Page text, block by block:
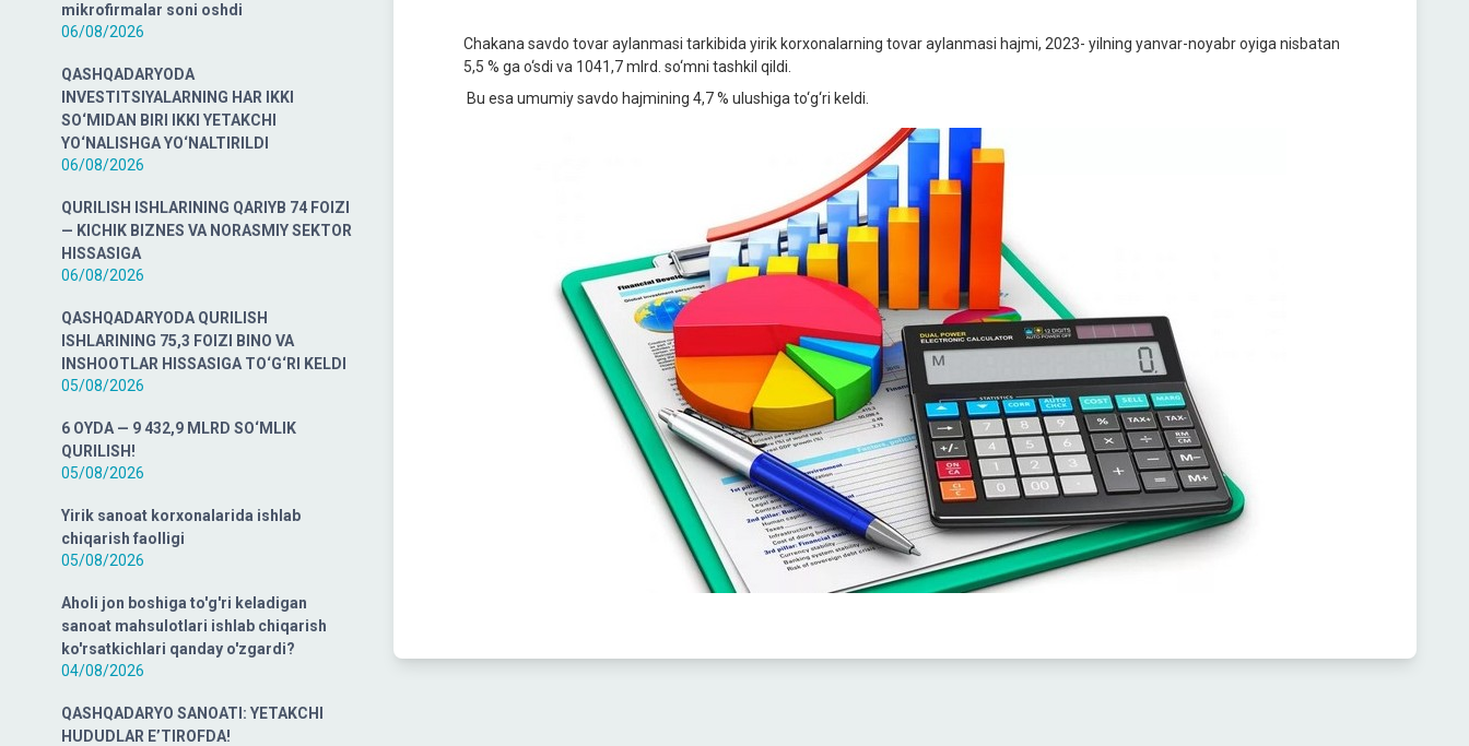
mikrofirmalar soni oshdi
06/08/2026
QASHQADARYODA
INVESTITSIYALARNING HAR IKKI
SO‘MIDAN BIRI IKKI YETAKCHI
YO‘NALISHGA YO‘NALTIRILDI
06/08/2026
QURILISH ISHLARINING QARIYB 74 FOIZI
— KICHIK BIZNES VA NORASMIY SEKTOR
HISSASIGA
06/08/2026
QASHQADARYODA QURILISH
ISHLARINING 75,3 FOIZI BINO VA
INSHOOTLAR HISSASIGA TO‘G‘RI KELDI
05/08/2026
6 OYDA — 9 432,9 MLRD SO‘MLIK
QURILISH!
05/08/2026
Yirik sanoat korxonalarida ishlab
chiqarish faolligi
05/08/2026
Aholi jon boshiga to'g'ri keladigan
sanoat mahsulotlari ishlab chiqarish
ko'rsatkichlari qanday o'zgardi?
04/08/2026
QASHQADARYO SANOATI: YETAKCHI
HUDUDLAR E’TIROFDA!
Chakana savdo tovar aylanmasi tarkibida yirik korxonalarning tovar aylanmasi hajmi, 2023- yilning yanvar-noyabr oyiga nisbatan
5,5 % ga o‘sdi va 1041,7 mlrd. so‘mni tаshkil qildi.
Bu esa umumiy savdo hajmining 4,7 % ulushiga to‘g‘ri keldi.